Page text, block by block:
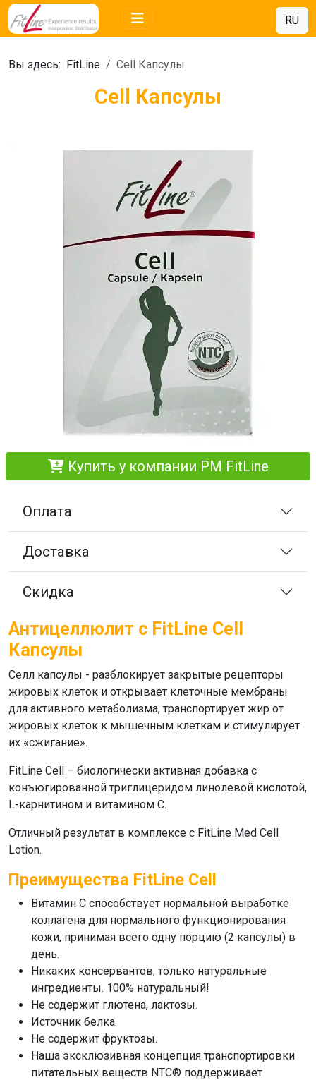
RU
Вы здесь: FitLine Cell Капсулы
Cell Капсулы
Купить у компании PM FitLine
Оплата
Доставка
Скидка
Антицеллюлит с FitLine Cell
Капсулы
Селл капсулы - разблокирует закрытые рецепторы
жировых клеток и открывает клеточные мембраны
для активного метаболизма, транспортирует жир от
жировых клеток к мышечным клеткам и стимулирует
их «сжигание».
FitLine Cell – биологически активная добавка с
конъюгированной триглицеридом линолевой кислотой,
L-карнитином и витамином С.
Отличный результат в комплексе с FitLine Med Cell
Lotion.
Преимущества FitLine Cell
Витамин С способствует нормальной выработке
коллагена для нормального функционирования
кожи, принимая всего одну порцию (2 капсулы) в
день.
Никаких консервантов, только натуральные
ингредиенты. 100% натуральный!
Не содержит глютена, лактозы.
Источник белка.
Не содержит фруктозы.
Наша эксклюзивная концепция транспортировки
питательных веществ NTC® поддерживает